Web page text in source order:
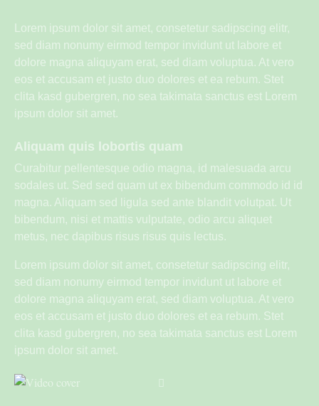
Lorem ipsum dolor sit amet, consetetur sadipscing elitr,
sed diam nonumy eirmod tempor invidunt ut labore et
dolore magna aliquyam erat, sed diam voluptua. At vero
eos et accusam et justo duo dolores et ea rebum. Stet
clita kasd gubergren, no sea takimata sanctus est Lorem
ipsum dolor sit amet.
Aliquam quis lobortis quam
Curabitur pellentesque odio magna, id malesuada arcu
sodales ut. Sed sed quam ut ex bibendum commodo id id
magna. Aliquam sed ligula sed ante blandit volutpat. Ut
bibendum, nisi et mattis vulputate, odio arcu aliquet
metus, nec dapibus risus risus quis lectus.
Lorem ipsum dolor sit amet, consetetur sadipscing elitr,
sed diam nonumy eirmod tempor invidunt ut labore et
dolore magna aliquyam erat, sed diam voluptua. At vero
eos et accusam et justo duo dolores et ea rebum. Stet
clita kasd gubergren, no sea takimata sanctus est Lorem
ipsum dolor sit amet.